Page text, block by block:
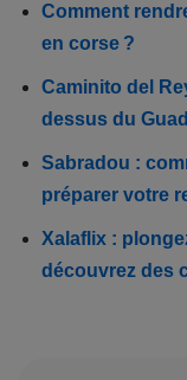
Comment
en corse ?
Caminito del
dessus du
Sabradou :
préparer votre
Xalaflix :
découvrez des